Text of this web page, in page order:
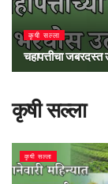
कृषी सल्ला
चहापत्तीचा
कृषी सल्ला
कृषी सल्ला